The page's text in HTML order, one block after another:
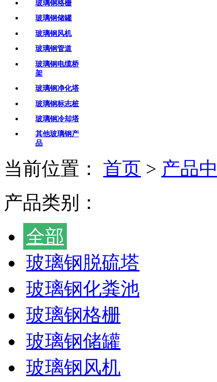
玻璃钢格栅
玻璃钢储罐
玻璃钢风机
玻璃钢管道
玻璃钢电缆桥
架
玻璃钢净化塔
玻璃钢标志桩
玻璃钢冷却塔
其他玻璃钢产
品
当前位置： 首页 > 产品
产品类别：
全部
玻璃钢脱硫塔
玻璃钢化粪池
玻璃钢格栅
玻璃钢储罐
玻璃钢风机